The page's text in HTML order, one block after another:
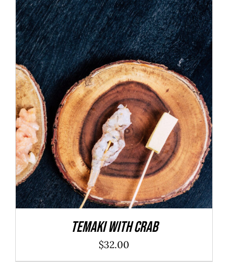
ADD TO CART / DÉTAILS
Temaki With Crab
$32.00